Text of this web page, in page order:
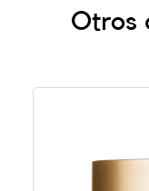
Otros